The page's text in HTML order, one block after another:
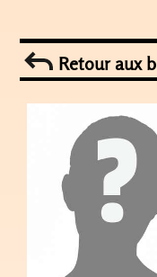
to
contentRetour aux